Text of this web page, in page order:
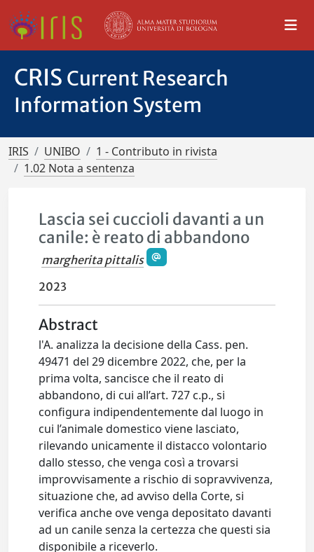
CRIS Current Research
Information System
IRIS UNIBO
1 - Contributo in rivista
1.02 Nota a sentenza
Lascia sei cuccioli davanti a un
canile: è reato di abbandono
margherita pittalis
2023
Abstract
l'A. analizza la decisione della Cass. pen.
49471 del 29 dicembre 2022, che, per la
prima volta, sancisce che il reato di
abbandono, di cui all’art. 727 c.p., si
configura indipendentemente dal luogo in
cui l’animale domestico viene lasciato,
rilevando unicamente il distacco volontario
dallo stesso, che venga così a trovarsi
improvvisamente a rischio di sopravvivenza,
situazione che, ad avviso della Corte, si
verifica anche ove venga depositato davanti
ad un canile senza la certezza che questi sia
disponibile a riceverlo.